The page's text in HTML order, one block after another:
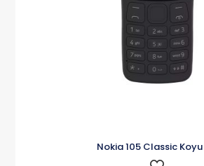
Nokia 105 Classic